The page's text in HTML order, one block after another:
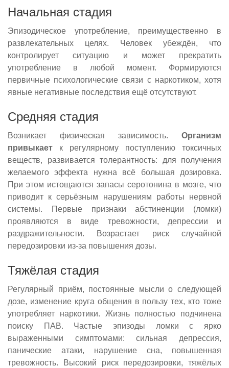
Начальная стадия
Эпизодическое употребление, преимущественно в
развлекательных целях. Человек убеждён, что
контролирует ситуацию и может прекратить
употребление в любой момент. Формируются
первичные психологические связи с наркотиком, хотя
явные негативные последствия ещё отсутствуют.
Средняя стадия
Возникает физическая зависимость. Организм
привыкает к регулярному поступлению токсичных
веществ, развивается толерантность: для получения
желаемого эффекта нужна всё большая дозировка.
При этом истощаются запасы серотонина в мозге, что
приводит к серьёзным нарушениям работы нервной
системы. Первые признаки абстиненции (ломки)
проявляются в виде тревожности, депрессии и
раздражительности. Возрастает риск случайной
передозировки из-за повышения дозы.
Тяжёлая стадия
Регулярный приём, постоянные мысли о следующей
дозе, изменение круга общения в пользу тех, кто тоже
употребляет наркотики. Жизнь полностью подчинена
поиску ПАВ. Частые эпизоды ломки с ярко
выраженными симптомами: сильная депрессия,
панические атаки, нарушение сна, повышенная
тревожность. Высокий риск передозировки, тяжёлых